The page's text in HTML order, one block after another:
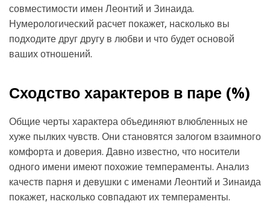
совместимости имен Леонтий и Зинаида.
Нумерологический расчет покажет, насколько вы
подходите друг другу в любви и что будет основой
ваших отношений.
Сходство характеров в паре (%)
Общие черты характера объединяют влюбленных не
хуже пылких чувств. Они становятся залогом взаимного
комфорта и доверия. Давно известно, что носители
одного имени имеют похожие темпераменты. Анализ
качеств парня и девушки с именами Леонтий и Зинаида
покажет, насколько совпадают их темпераменты.